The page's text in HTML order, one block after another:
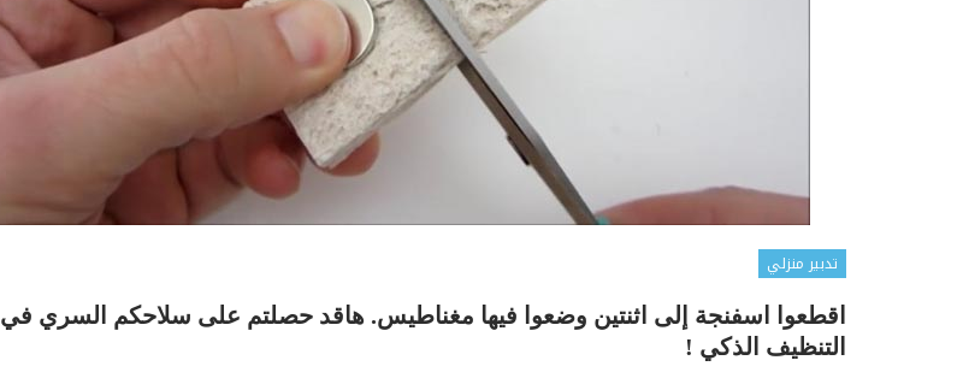
تدبير منزلي
اقطعوا اسفنجة إلى اثنتين وضعوا فيها مغناطيس. هاقد حصلتم على سلاحكم السري في
التنظيف الذكي !